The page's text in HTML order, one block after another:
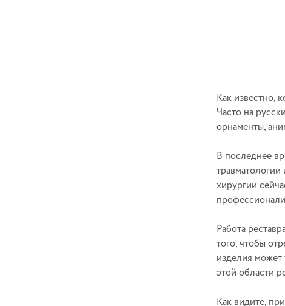
Как известно,
Часто на
орнаменты,
В последнее
хирургии
Работа
того, чтобы
изделия может
этой области
Как видите,